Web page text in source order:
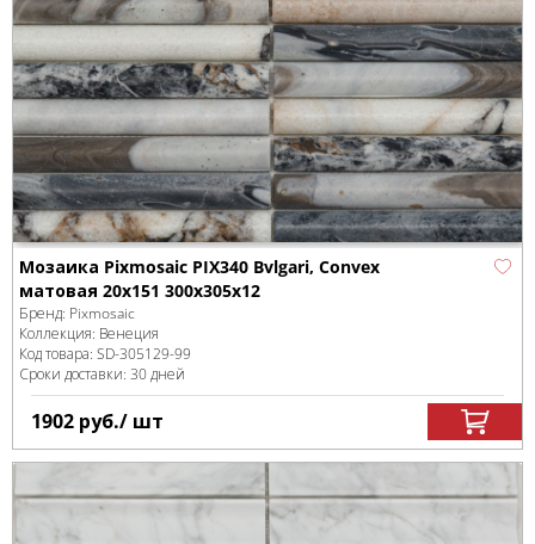
Мозаика Pixmosaic PIX340 Bvlgari, Convex
матовая 20х151 300х305х12
Бренд: Pixmosaic
Коллекция: Венеция
Код товара: SD-305129-99
Сроки доставки: 30 дней
1902 руб./ шт